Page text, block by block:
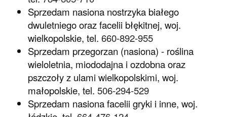
Sprzedam nasiona nostrzyka białego
dwuletniego oraz facelii błękitnej, woj.
wielkopolskie, tel. 660-892-955
Sprzedam przegorzan (nasiona) - roślina
wieloletnia, miododajna i ozdobna oraz
pszczoły z ulami wielkopolskimi, woj.
małopolskie, tel. 506-294-529
Sprzedam nasiona facelii gryki i inne, woj.